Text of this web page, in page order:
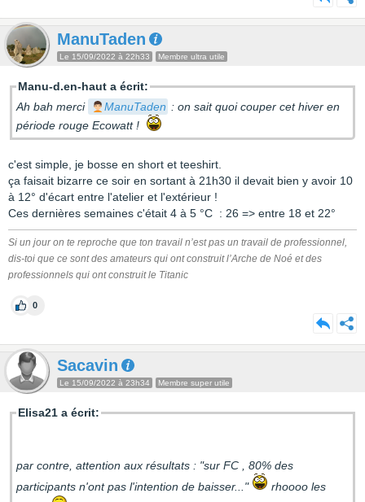
ManuTaden
Le 15/09/2022 à 22h33 Membre ultra utile
Manu-d.en-haut a écrit:
Ah bah merci
ManuTaden : on sait quoi couper cet hiver en
période rouge Ecowatt !
c'est simple, je bosse en short et teeshirt.
ça faisait bizarre ce soir en sortant à 21h30 il devait bien y avoir 10
à 12° d'écart entre l'atelier et l'extérieur !
Ces dernières semaines c'était 4 à 5 °C : 26 => entre 18 et 22°
Si un jour on te reproche que ton travail n’est pas un travail de professionnel,
dis-toi que ce sont des amateurs qui ont construit l’Arche de Noé et des
professionnels qui ont construit le Titanic
0
Sacavin
Le 15/09/2022 à 23h34 Membre super utile
Elisa21 a écrit:
par contre, attention aux résultats : "sur FC , 80% des
participants n'ont pas l'intention de baisser..."
rhoooo les